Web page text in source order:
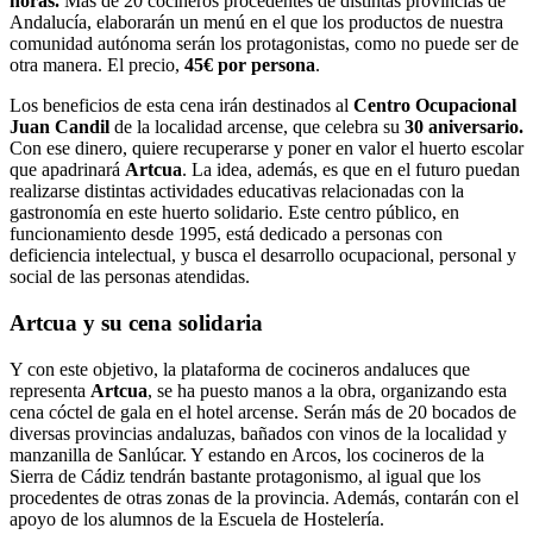
Andalucía, elaborarán un menú en el que los productos de nuestra
comunidad autónoma serán los protagonistas, como no puede ser de
otra manera. El precio, 45€ por persona.
Los beneficios de esta cena irán destinados al Centro Ocupacional
Juan Candil de la localidad arcense, que celebra su 30 aniversario.
Con ese dinero, quiere recuperarse y poner en valor el huerto escolar
que apadrinará Artcua. La idea, además, es que en el futuro puedan
realizarse distintas actividades educativas relacionadas con la
gastronomía en este huerto solidario. Este centro público, en
funcionamiento desde 1995, está dedicado a personas con
deficiencia intelectual, y busca el desarrollo ocupacional, personal y
social de las personas atendidas.
Artcua y su cena solidaria
Y con este objetivo, la plataforma de cocineros andaluces que
representa Artcua, se ha puesto manos a la obra, organizando esta
cena cóctel de gala en el hotel arcense. Serán más de 20 bocados de
diversas provincias andaluzas, bañados con vinos de la localidad y
manzanilla de Sanlúcar. Y estando en Arcos, los cocineros de la
Sierra de Cádiz tendrán bastante protagonismo, al igual que los
procedentes de otras zonas de la provincia. Además, contarán con el
apoyo de los alumnos de la Escuela de Hostelería.